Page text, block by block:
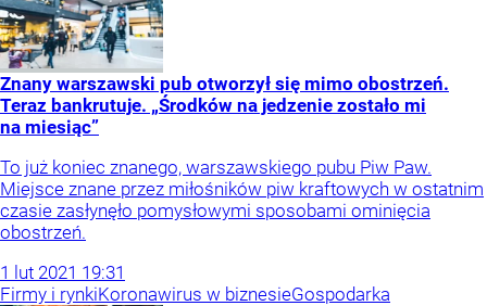
Znany warszawski pub otworzył się mimo obostrzeń.
Teraz bankrutuje. „Środków na jedzenie zostało mi
na miesiąc”
To już koniec znanego, warszawskiego pubu Piw Paw.
Miejsce znane przez miłośników piw kraftowych w ostatnim
czasie zasłynęło pomysłowymi sposobami ominięcia
obostrzeń.
1 lut 2021 19:31
Firmy i rynkiKoronawirus w biznesieGospodarka